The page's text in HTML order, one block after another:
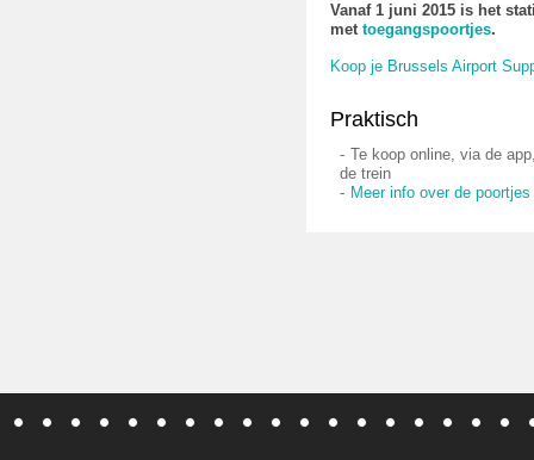
Vanaf 1 juni 2015 is het
met toegangspoortjes.
Koop je Brussels Airport
Praktisch
Te koop online, via de
de trein
Meer info over de